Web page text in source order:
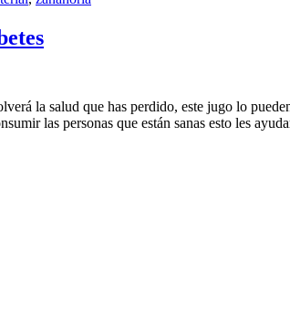
la salud que has perdido, este jugo lo
las personas que están sanas esto les